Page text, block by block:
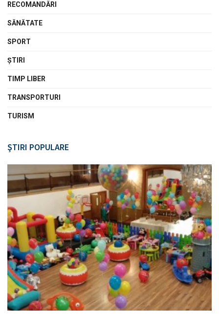
RECOMANDĂRI
SĂNĂTATE
SPORT
ŞTIRI
TIMP LIBER
TRANSPORTURI
TURISM
ŞTIRI POPULARE